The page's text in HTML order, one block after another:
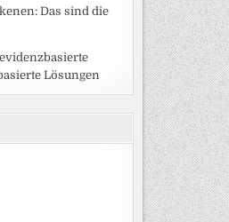
Das sind die
Lösungen